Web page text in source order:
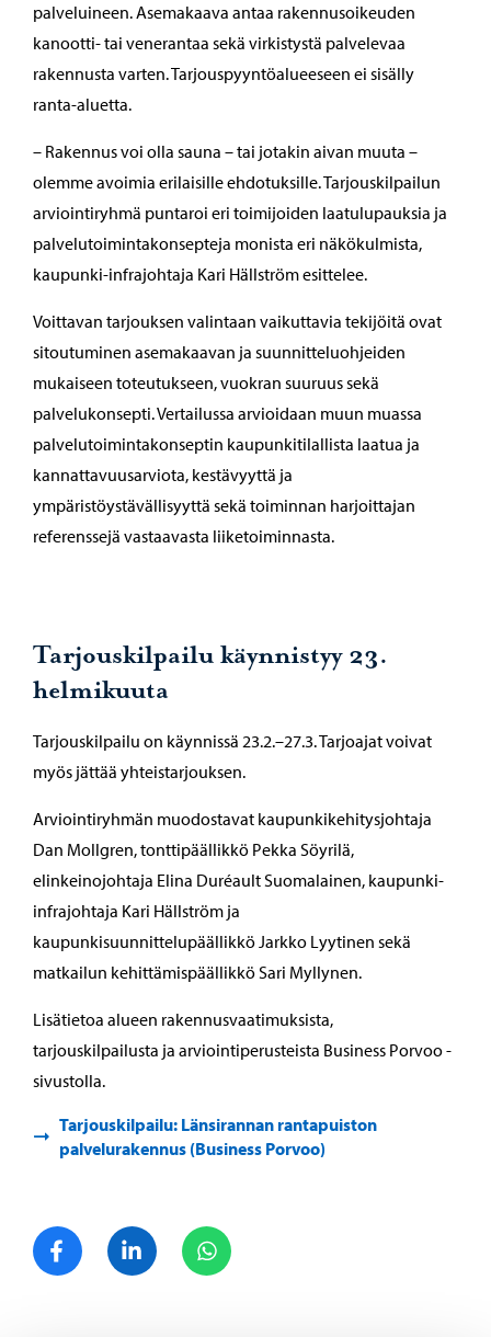
palveluineen. Asemakaava antaa rakennusoikeuden
kanootti- tai venerantaa sekä virkistystä palvelevaa
rakennusta varten. Tarjouspyyntöalueeseen ei sisälly
ranta-aluetta.
– Rakennus voi olla sauna – tai jotakin aivan muuta –
olemme avoimia erilaisille ehdotuksille. Tarjouskilpailun
arviointiryhmä puntaroi eri toimijoiden laatulupauksia ja
palvelutoimintakonsepteja monista eri näkökulmista,
kaupunki-infrajohtaja Kari Hällström esittelee.
Voittavan tarjouksen valintaan vaikuttavia tekijöitä ovat
sitoutuminen asemakaavan ja suunnitteluohjeiden
mukaiseen toteutukseen, vuokran suuruus sekä
palvelukonsepti. Vertailussa arvioidaan muun muassa
palvelutoimintakonseptin kaupunkitilallista laatua ja
kannattavuusarviota, kestävyyttä ja
ympäristöystävällisyyttä sekä toiminnan harjoittajan
referenssejä vastaavasta liiketoiminnasta.
Tarjouskilpailu käynnistyy 23.
helmikuuta
Tarjouskilpailu on käynnissä 23.2.–27.3. Tarjoajat voivat
myös jättää yhteistarjouksen.
Arviointiryhmän muodostavat kaupunkikehitysjohtaja
Dan Mollgren, tonttipäällikkö Pekka Söyrilä,
elinkeinojohtaja Elina Duréault Suomalainen, kaupunki-
infrajohtaja Kari Hällström ja
kaupunkisuunnittelupäällikkö Jarkko Lyytinen sekä
matkailun kehittämispäällikkö Sari Myllynen.
Lisätietoa alueen rakennusvaatimuksista,
tarjouskilpailusta ja arviointiperusteista Business Porvoo -
sivustolla.
Tarjouskilpailu: Länsirannan rantapuiston
palvelurakennus (Business Porvoo)
Jaa FacebookJaa LinkedIn